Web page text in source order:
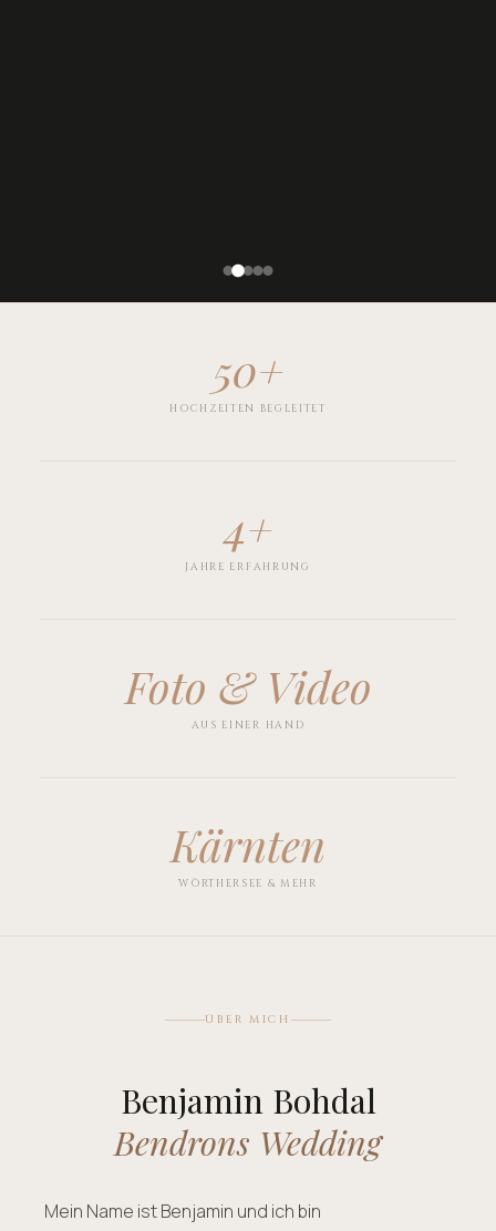
50+
HOCHZEITEN BEGLEITET
4+
JAHRE ERFAHRUNG
Foto & Video
AUS EINER HAND
Kärnten
WÖRTHERSEE & MEHR
ÜBER MICH
Benjamin Bohdal
Bendrons Wedding
Mein Name ist Benjamin und ich bin